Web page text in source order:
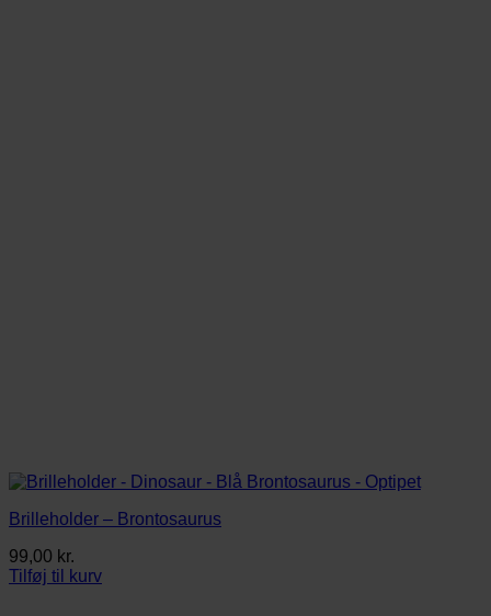
Brilleholder – Brontosaurus
99,00 kr.
Tilføj til kurv